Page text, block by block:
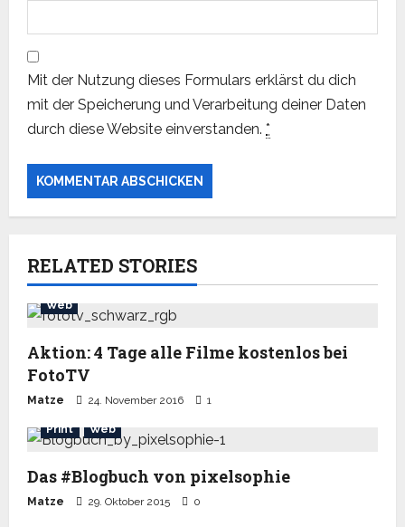
Mit der Nutzung dieses Formulars erklärst du dich
mit der Speicherung und Verarbeitung deiner Daten
durch diese Website einverstanden. *
RELATED STORIES
Web
Aktion: 4 Tage alle Filme kostenlos bei
FotoTV
Matze 24. November 2016 1
Print Web
Das #Blogbuch von pixelsophie
Matze 29. Oktober 2015 0